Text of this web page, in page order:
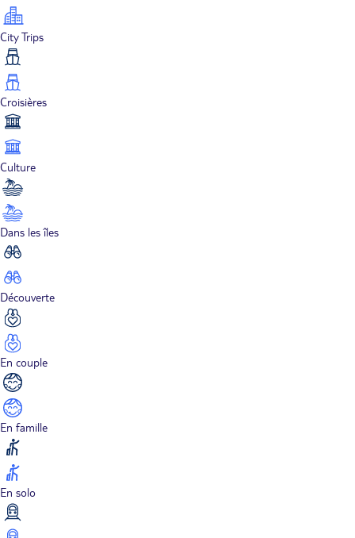
City Trips
Croisières
Culture
Dans les îles
Découverte
En couple
En famille
En solo